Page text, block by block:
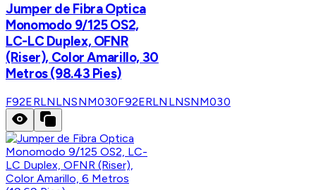
Jumper de Fibra Optica
Monomodo 9/125 OS2,
LC-LC Duplex, OFNR
(Riser), Color Amarillo, 30
Metros (98.43 Pies)
F92ERLNLNSNM030F92ERLNLNSNM030